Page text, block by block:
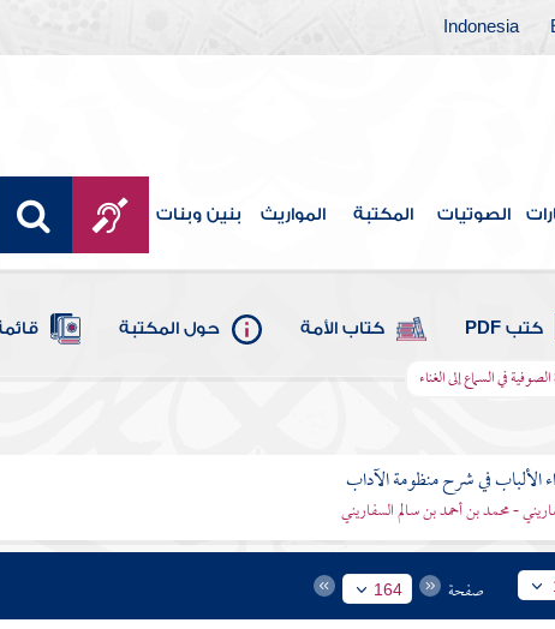
Indonesia
الصوتيات المكتبة المواريث بنين وبنات
كتب PDF كتاب الأمة حول المكتبة
في السماع إلى الغناء
الألباب في شرح منظومة الآداب
- محمد بن أحمد بن سالم السفاريني
صفحة 164